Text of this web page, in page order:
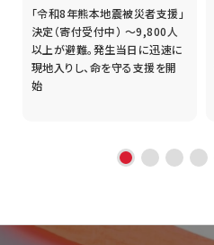
「令和8年熊本地震被災者支援」
決定（寄付受付中） ～9,800人
以上が避難。発生当日に迅速に
現地入りし、命を守る支援を開
始